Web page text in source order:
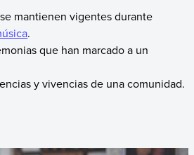
mantienen vigentes durante
.
que han marcado a un
y vivencias de una comunidad.